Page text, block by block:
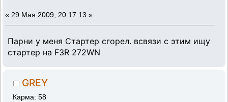
« 29 Мая 2009, 20:17:13 »
Парни у меня Стартер сгорел. всвязи с этим ищу
стартер на F3R 272WN
GREY
Карма: 58